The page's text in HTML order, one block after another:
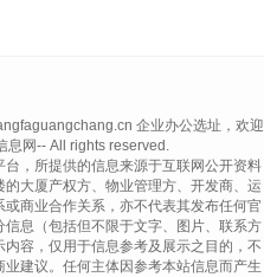
企业办公选址，欢迎
息网-- All rights reserved.
，所提供的信息来源于互联网公开资料
大厦产权方、物业管理方、开发商、运
商业合作关系，亦不代表其发布任何官
息（包括但不限于文字、图片、联系方
容，仅用于信息参考及展示之目的，不
建议。任何主体因参考本站信息而产生